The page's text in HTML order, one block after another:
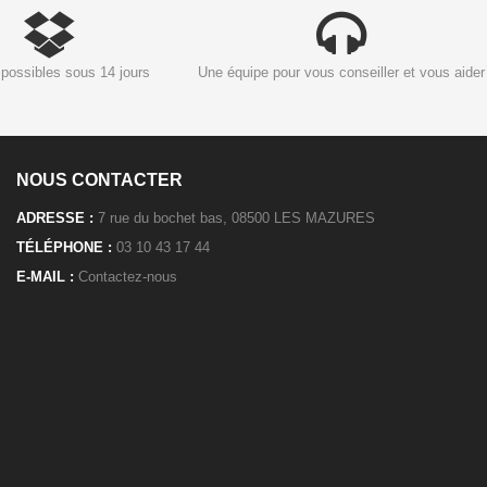
sous 14 jours Une équipe pour vous conseiller et vous aider
NOUS CONTACTER
ADRESSE : 7 rue du bochet bas, 08500 LES MAZURES
TÉLÉPHONE : 03 10 43 17 44
E-MAIL : Contactez-nous